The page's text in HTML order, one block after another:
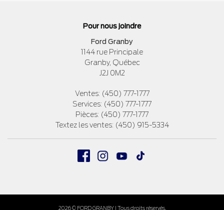
Pour nous joindre
Ford Granby
1144 rue Principale
Granby, Québec
J2J 0M2
Ventes: (450) 777-1777
Services: (450) 777-1777
Pièces: (450) 777-1777
Textez les ventes: (450) 915-5334
2026 © FORD GRANBY| Tous droits réservés.